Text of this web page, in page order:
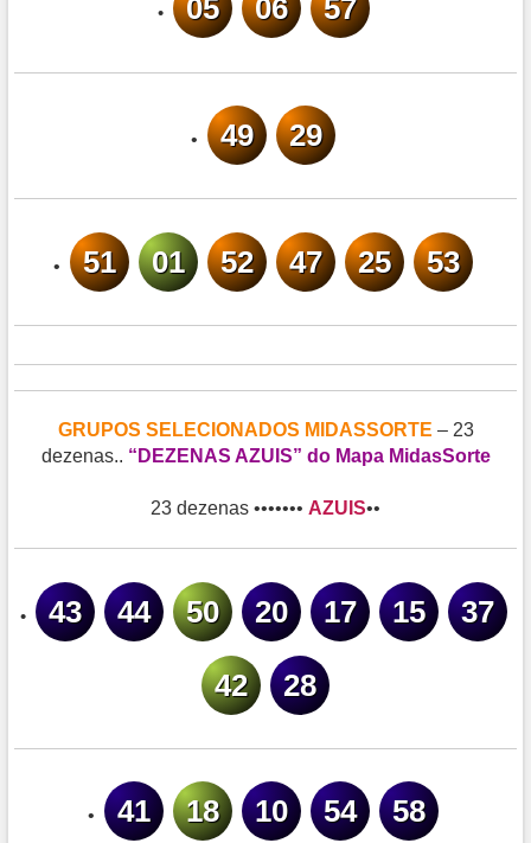
• 05 06 57
• 49 29
• 51 01 52 47 25 53
GRUPOS SELECIONADOS MIDASSORTE – 23
dezenas.. “DEZENAS AZUIS” do Mapa MidasSorte
23 dezenas ••••••• AZUIS••
• 43 44 50 20 17 15 37
42 28
• 41 18 10 54 58